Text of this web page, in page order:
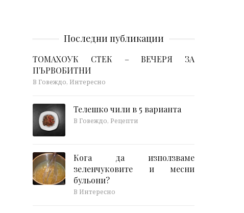
Последни публикации
ТОМАХОУК СТЕК – ВЕЧЕРЯ ЗА
ПЪРВОБИТНИ
В Говеждо, Интересно
Телешко чили в 5 варианта
В Говеждо, Рецепти
Кога да използваме
зеленчуковите и месни
бульони?
В Интересно